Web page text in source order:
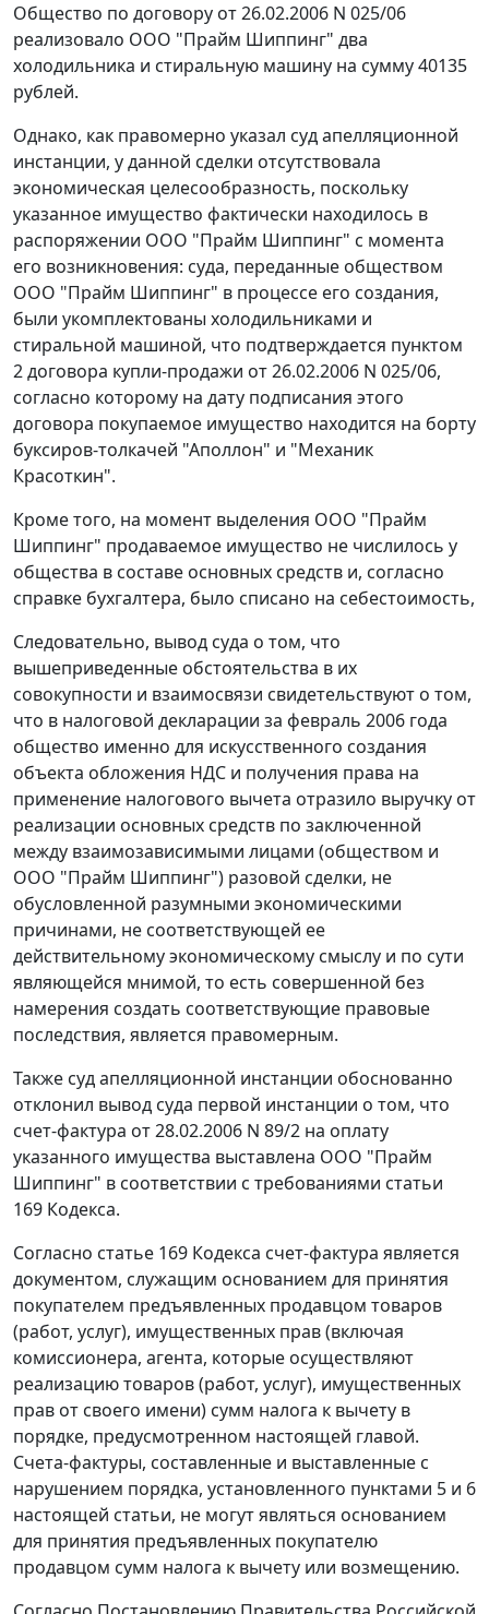
Общество по договору от 26.02.2006 N 025/06
реализовало ООО "Прайм Шиппинг" два
холодильника и стиральную машину на сумму 40135
рублей.
Однако, как правомерно указал суд апелляционной
инстанции, у данной сделки отсутствовала
экономическая целесообразность, поскольку
указанное имущество фактически находилось в
распоряжении ООО "Прайм Шиппинг" с момента
его возникновения: суда, переданные обществом
ООО "Прайм Шиппинг" в процессе его создания,
были укомплектованы холодильниками и
стиральной машиной, что подтверждается пунктом
2 договора купли-продажи от 26.02.2006 N 025/06,
согласно которому на дату подписания этого
договора покупаемое имущество находится на борту
буксиров-толкачей "Аполлон" и "Механик
Красоткин".
Кроме того, на момент выделения ООО "Прайм
Шиппинг" продаваемое имущество не числилось у
общества в составе основных средств и, согласно
справке бухгалтера, было списано на себестоимость,
Следовательно, вывод суда о том, что
вышеприведенные обстоятельства в их
совокупности и взаимосвязи свидетельствуют о том,
что в налоговой декларации за февраль 2006 года
общество именно для искусственного создания
объекта обложения НДС и получения права на
применение налогового вычета отразило выручку от
реализации основных средств по заключенной
между взаимозависимыми лицами (обществом и
ООО "Прайм Шиппинг") разовой сделки, не
обусловленной разумными экономическими
причинами, не соответствующей ее
действительному экономическому смыслу и по сути
являющейся мнимой, то есть совершенной без
намерения создать соответствующие правовые
последствия, является правомерным.
Также суд апелляционной инстанции обоснованно
отклонил вывод суда первой инстанции о том, что
счет-фактура от 28.02.2006 N 89/2 на оплату
указанного имущества выставлена ООО "Прайм
Шиппинг" в соответствии с требованиями статьи
169 Кодекса.
Согласно статье 169 Кодекса счет-фактура является
документом, служащим основанием для принятия
покупателем предъявленных продавцом товаров
(работ, услуг), имущественных прав (включая
комиссионера, агента, которые осуществляют
реализацию товаров (работ, услуг), имущественных
прав от своего имени) сумм налога к вычету в
порядке, предусмотренном настоящей главой.
Счета-фактуры, составленные и выставленные с
нарушением порядка, установленного пунктами 5 и 6
настоящей статьи, не могут являться основанием
для принятия предъявленных покупателю
продавцом сумм налога к вычету или возмещению.